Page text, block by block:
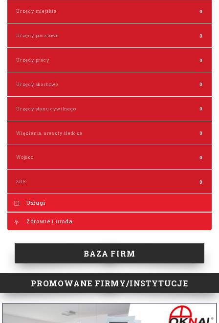
Urzędy miejskie 0
Urzędy pocztowe 0
Urzędy pracy 0
Urzędy skarbowe 0
Urzędy stanu cywilnego 0
Więzienia, areszty śledcze 0
Wojsko 0
ZUS 0
Usługi
Zdrowie i uroda
BAZA FIRM
PROMOWANE FIRMY/INSTYTUCJE